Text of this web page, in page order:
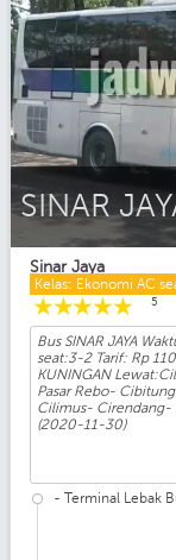
SINAR
Sinar Jaya
Kelas: Ekonomi AC
☆
☆
☆
☆
☆ 5
Bus SINAR JAYA
seat:3-2 Tarif: Rp
KUNINGAN
Pasar Rebo-
Cilimus- Cirendang-
(2020-11-30)
- Terminal Lebak